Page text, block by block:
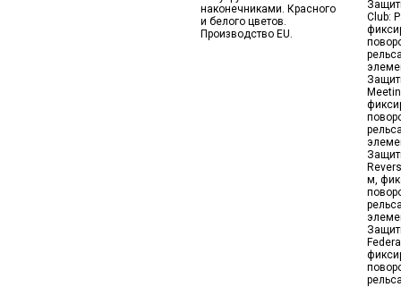
наконечниками. Красного
и белого цветов.
Производство EU.
Club:
м,